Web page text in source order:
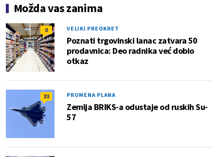
Možda vas zanima
0 VELIKI PREOKRET
Poznati trgovinski lanac zatvara 50
prodavnica: Deo radnika već dobio
otkaz
33 PROMENA PLANA
Zemlja BRIKS-a odustaje od ruskih Su-
57